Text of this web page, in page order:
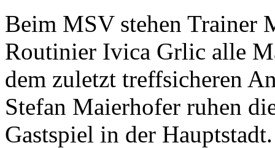
Beim MSV stehen Trainer
Routinier Ivica Grlic alle
dem zuletzt treffsicheren
Stefan Maierhofer ruhen
Gastspiel in der Hauptstadt.